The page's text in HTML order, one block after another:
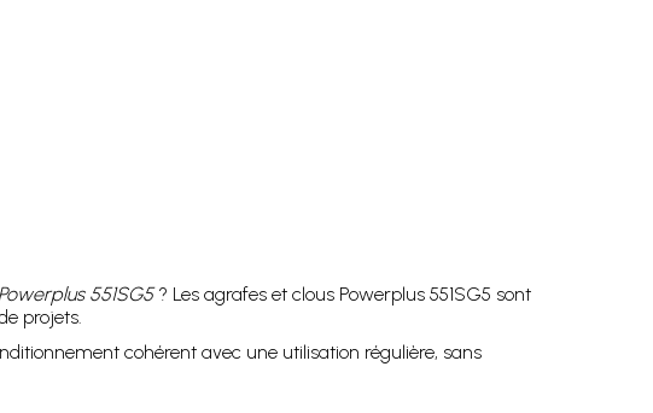
Powerplus 551SG5? Les agrafes et clous Powerplus 551SG5 sont
projets.
cohérent avec une utilisation régulière, sans